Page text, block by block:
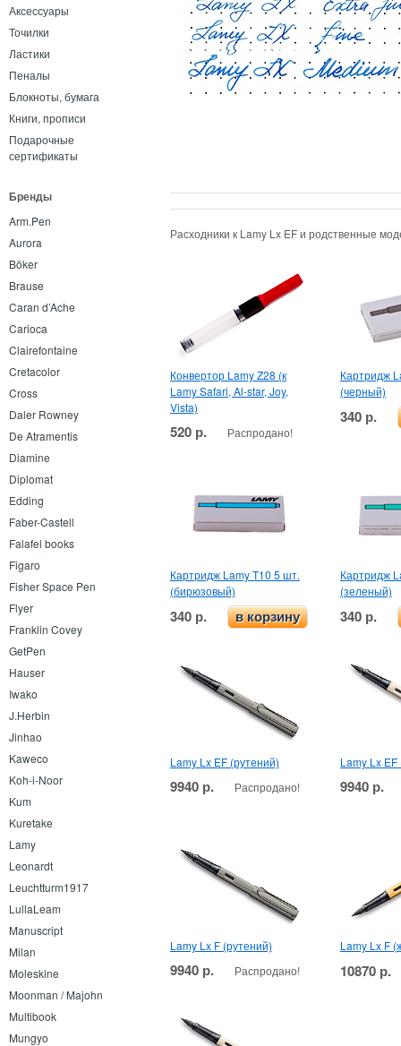
Аксессуары
Точилки
Ластики
Пеналы
Блокноты, бумага
Книги, прописи
Подарочные
сертификаты
Бренды
Arm.Pen
Aurora
Böker
Brause
Caran d’Ache
Carioca
Clairefontaine
Cretacolor
Cross
Daler Rowney
De Atramentis
Diamine
Diplomat
Edding
Faber-Castell
Falafel books
Figaro
Fisher Space Pen
Flyer
Franklin Covey
GetPen
Hauser
Iwako
J.Herbin
Jinhao
Kaweco
Koh-i-Noor
Kum
Kuretake
Lamy
Leonardt
Leuchtturm1917
LullaLeam
Manuscript
Milan
Moleskine
Moonman / Majohn
Multibook
Mungyo
Расходники к Lamy Lx EF и родственные
Конвертор Lamy Z28 (к
Lamy Safari, Al-star, Joy,
Vista)
520 р. Распродано!
Картридж
(черный)
340 р.
Картридж Lamy T10 5 шт.
(бирюзовый)
340 р. в корзину
Картридж
(зеленый)
340 р.
Lamy Lx EF (рутений)
9940 р. Распродано!
Lamy Lx
9940 р.
Lamy Lx F (рутений)
9940 р. Распродано!
Lamy Lx F
10870 р.